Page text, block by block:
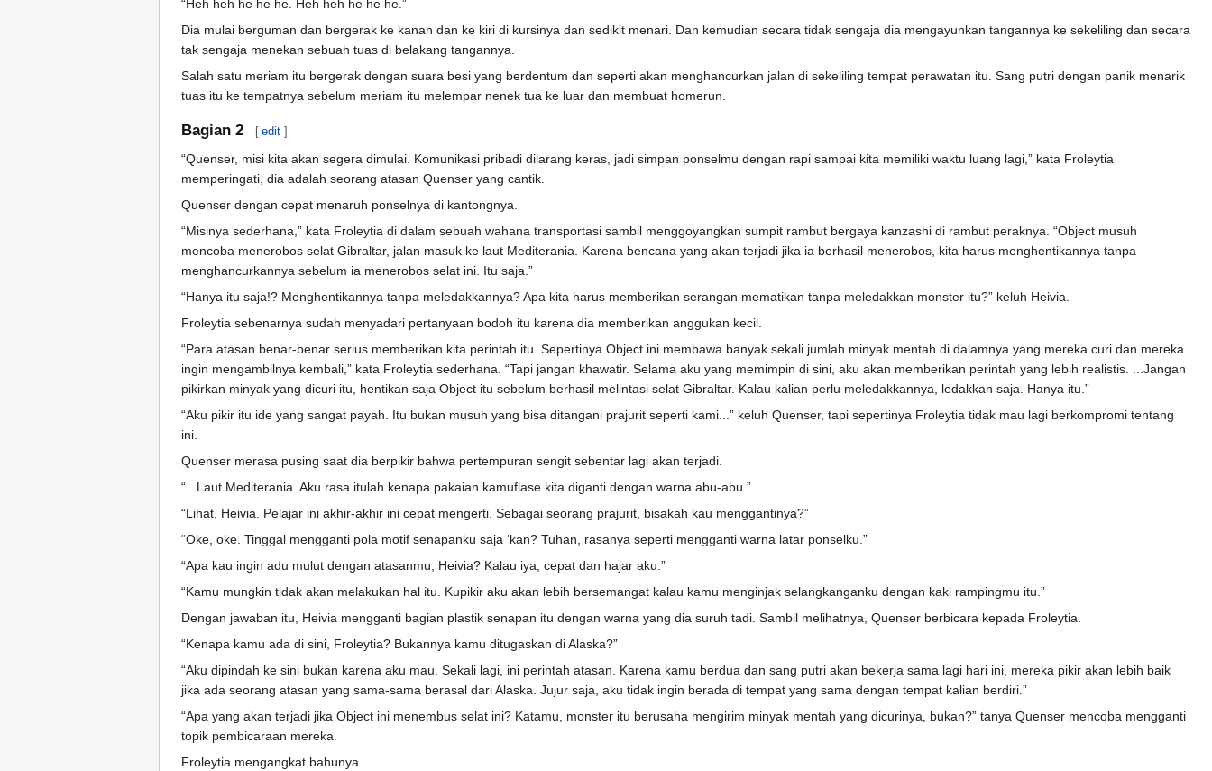
“Heh heh he he he. Heh heh he he he.”
Dia mulai berguman dan bergerak ke kanan dan ke kiri di kursinya dan sedikit menari. Dan kemudian secara tidak sengaja dia mengayunkan tangannya ke sekeliling dan secara
tak sengaja menekan sebuah tuas di belakang tangannya.
Salah satu meriam itu bergerak dengan suara besi yang berdentum dan seperti akan menghancurkan jalan di sekeliling tempat perawatan itu. Sang putri dengan panik menarik
tuas itu ke tempatnya sebelum meriam itu melempar nenek tua ke luar dan membuat homerun.
Bagian 2 [ edit ]
“Quenser, misi kita akan segera dimulai. Komunikasi pribadi dilarang keras, jadi simpan ponselmu dengan rapi sampai kita memiliki waktu luang lagi,” kata Froleytia
memperingati, dia adalah seorang atasan Quenser yang cantik.
Quenser dengan cepat menaruh ponselnya di kantongnya.
“Misinya sederhana,” kata Froleytia di dalam sebuah wahana transportasi sambil menggoyangkan sumpit rambut bergaya kanzashi di rambut peraknya. “Object musuh
mencoba menerobos selat Gibraltar, jalan masuk ke laut Mediterania. Karena bencana yang akan terjadi jika ia berhasil menerobos, kita harus menghentikannya tanpa
menghancurkannya sebelum ia menerobos selat ini. Itu saja.”
“Hanya itu saja!? Menghentikannya tanpa meledakkannya? Apa kita harus memberikan serangan mematikan tanpa meledakkan monster itu?” keluh Heivia.
Froleytia sebenarnya sudah menyadari pertanyaan bodoh itu karena dia memberikan anggukan kecil.
“Para atasan benar-benar serius memberikan kita perintah itu. Sepertinya Object ini membawa banyak sekali jumlah minyak mentah di dalamnya yang mereka curi dan mereka
ingin mengambilnya kembali,” kata Froleytia sederhana. “Tapi jangan khawatir. Selama aku yang memimpin di sini, aku akan memberikan perintah yang lebih realistis. ...Jangan
pikirkan minyak yang dicuri itu, hentikan saja Object itu sebelum berhasil melintasi selat Gibraltar. Kalau kalian perlu meledakkannya, ledakkan saja. Hanya itu.”
“Aku pikir itu ide yang sangat payah. Itu bukan musuh yang bisa ditangani prajurit seperti kami...” keluh Quenser, tapi sepertinya Froleytia tidak mau lagi berkompromi tentang
ini.
Quenser merasa pusing saat dia berpikir bahwa pertempuran sengit sebentar lagi akan terjadi.
“...Laut Mediterania. Aku rasa itulah kenapa pakaian kamuflase kita diganti dengan warna abu-abu.”
“Lihat, Heivia. Pelajar ini akhir-akhir ini cepat mengerti. Sebagai seorang prajurit, bisakah kau menggantinya?”
“Oke, oke. Tinggal mengganti pola motif senapanku saja ‘kan? Tuhan, rasanya seperti mengganti warna latar ponselku.”
“Apa kau ingin adu mulut dengan atasanmu, Heivia? Kalau iya, cepat dan hajar aku.”
“Kamu mungkin tidak akan melakukan hal itu. Kupikir aku akan lebih bersemangat kalau kamu menginjak selangkanganku dengan kaki rampingmu itu.”
Dengan jawaban itu, Heivia mengganti bagian plastik senapan itu dengan warna yang dia suruh tadi. Sambil melihatnya, Quenser berbicara kepada Froleytia.
“Kenapa kamu ada di sini, Froleytia? Bukannya kamu ditugaskan di Alaska?”
“Aku dipindah ke sini bukan karena aku mau. Sekali lagi, ini perintah atasan. Karena kamu berdua dan sang putri akan bekerja sama lagi hari ini, mereka pikir akan lebih baik
jika ada seorang atasan yang sama-sama berasal dari Alaska. Jujur saja, aku tidak ingin berada di tempat yang sama dengan tempat kalian berdiri.”
“Apa yang akan terjadi jika Object ini menembus selat ini? Katamu, monster itu berusaha mengirim minyak mentah yang dicurinya, bukan?” tanya Quenser mencoba mengganti
topik pembicaraan mereka.
Froleytia mengangkat bahunya.